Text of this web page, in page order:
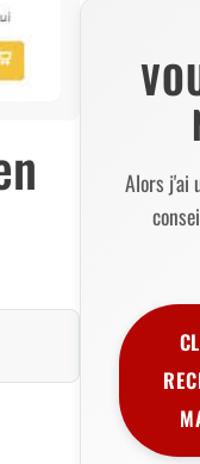
Alors j'ai